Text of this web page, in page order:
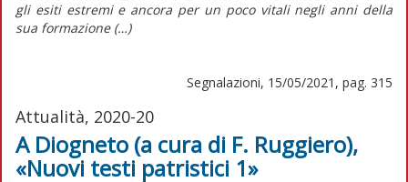
gli esiti estremi e ancora per un poco vitali negli anni della
sua formazione (…)
Segnalazioni, 15/05/2021, pag. 315
Attualità, 2020-20
A Diogneto (a cura di F. Ruggiero),
«Nuovi testi patristici 1»